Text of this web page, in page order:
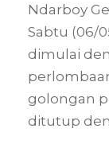
Ndarboy
Sabtu (06/
dimulai
golongan
ditutup